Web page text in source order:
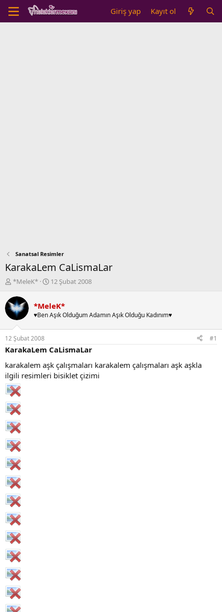
Giriş yap Kayıt ol
Sanatsal Resimler
KarakaLem CaLismaLar
K
n
b
u
y
u
b
a
l
a
t
a
n
*MeleK*
B
l
a
ı
ç
t
a
r
12 Şubat 2008
*MeleK*
♥Ben Aşık Olduğum Adamın Aşık Olduğu Kadınım♥
12 Şubat 2008 #1
KarakaLem CaLismaLar
karakalem aşk çalışmaları karakalem çalışmaları aşk aşkla
ilgili resimleri bisiklet çizimi